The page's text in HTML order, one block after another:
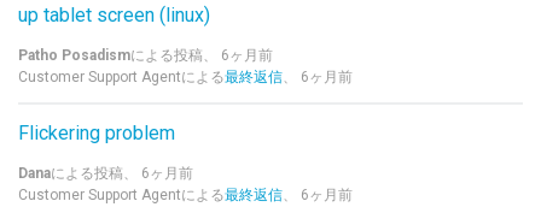
up tablet screen (linux)
Patho Posadismによる投稿、 6ヶ月前
Customer Support Agentによる最終返信、 6ヶ月前
Flickering problem
Danaによる投稿、 6ヶ月前
Customer Support Agentによる最終返信、 6ヶ月前